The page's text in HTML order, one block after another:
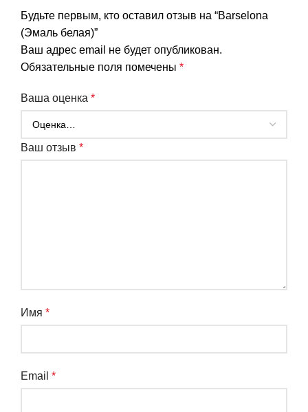
Будьте первым, кто оставил отзыв на “Barselona
(Эмаль белая)”
Ваш адрес email не будет опубликован.
Обязательные поля помечены *
Ваша оценка *
Ваш отзыв *
Имя *
Email *